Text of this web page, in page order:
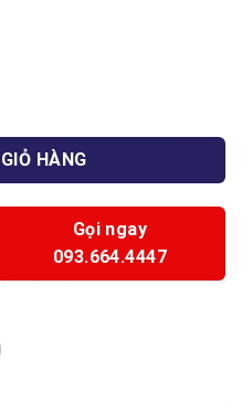
HÀNG
Gọi ngay
093.664.4447